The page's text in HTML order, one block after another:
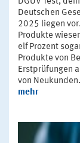
Deutschen
2025 liegen
Produkte
elf Prozent
Produkte von
Erstprüfungen
von Neukunden.
mehr